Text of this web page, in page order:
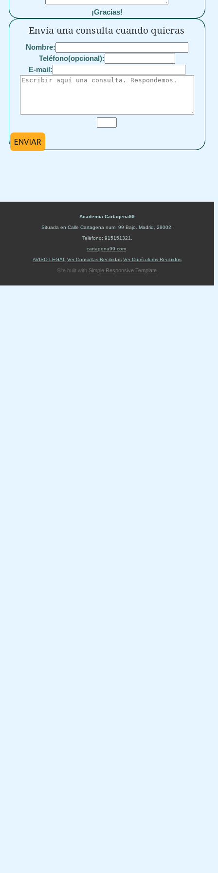
¡Gracias!
Envía una consulta cuando quieras
Nombre:
Teléfono(opcional):
E-mail:
ENVIAR
Academia Cartagena99
Situada en Calle Cartagena num. 99 Bajo Madrid 28002
Teléfono: 915151321
cartagena99.com
AVISO LEGAL
Ver Consultas Recibidas Ver Currículums Recibidos
Site built with Simple Responsive Template